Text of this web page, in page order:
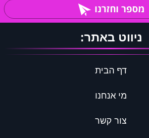
מספר וחזרנו
ניווט באתר:
דף הבית
מי אנחנו
צור קשר